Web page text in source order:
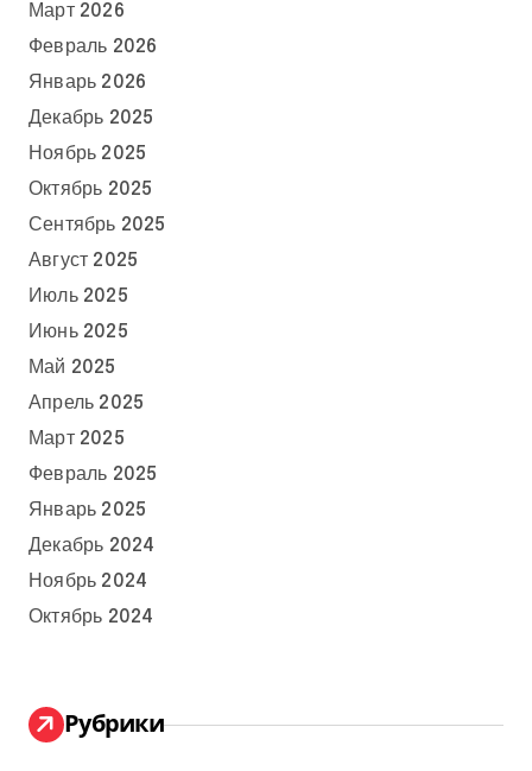
Март 2026
Февраль 2026
Январь 2026
Декабрь 2025
Ноябрь 2025
Октябрь 2025
Сентябрь 2025
Август 2025
Июль 2025
Июнь 2025
Май 2025
Апрель 2025
Март 2025
Февраль 2025
Январь 2025
Декабрь 2024
Ноябрь 2024
Октябрь 2024
Рубрики